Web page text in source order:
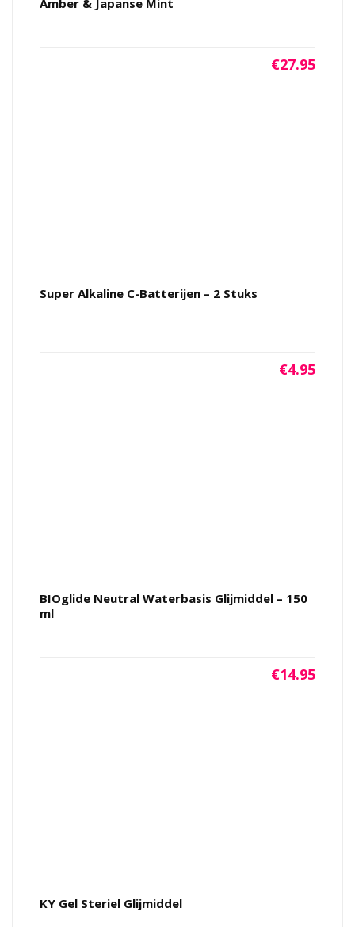
€27.95
Super Alkaline C-Batterijen – 2 Stuks
€4.95
BIOglide Neutral Waterbasis Glijmiddel – 150
ml
€14.95
KY Gel Steriel Glijmiddel